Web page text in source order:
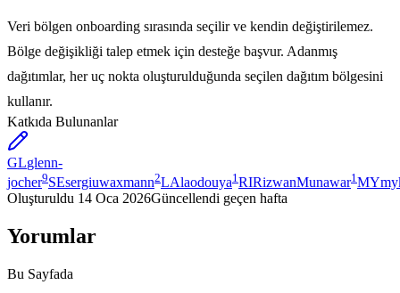
Veri bölgen onboarding sırasında seçilir ve kendin değiştirilemez.
Bölge değişikliği talep etmek için desteğe başvur. Adanmış
dağıtımlar, her uç nokta oluşturulduğunda seçilen dağıtım bölgesini
kullanır.
Katkıda Bulunanlar
GLglenn-
jocher9SEsergiuwaxmann2LAlaodouya1RIRizwanMunawar1MY
Oluşturuldu 14 Oca 2026Güncellendi geçen hafta
Yorumlar
Bu Sayfada